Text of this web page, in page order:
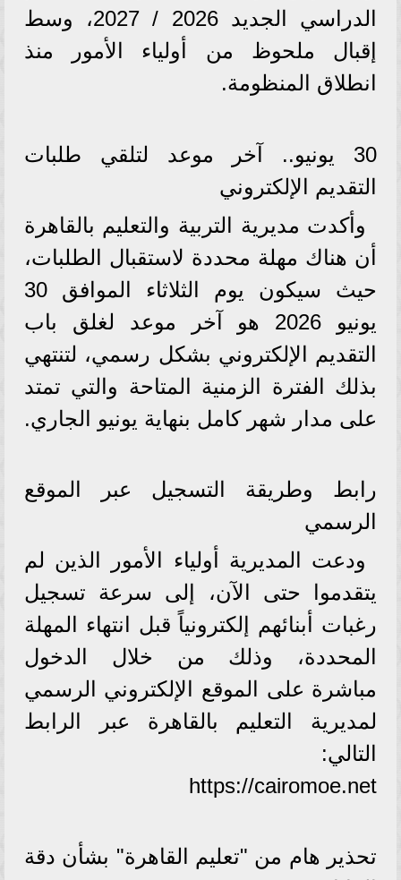
الدراسي الجديد 2026 / 2027، وسط
إقبال ملحوظ من أولياء الأمور منذ
انطلاق المنظومة.
​30 يونيو.. آخر موعد لتلقي طلبات
التقديم الإلكتروني
​وأكدت مديرية التربية والتعليم بالقاهرة
أن هناك مهلة محددة لاستقبال الطلبات،
حيث سيكون يوم الثلاثاء الموافق 30
يونيو 2026 هو آخر موعد لغلق باب
التقديم الإلكتروني بشكل رسمي، لتنتهي
بذلك الفترة الزمنية المتاحة والتي تمتد
على مدار شهر كامل بنهاية يونيو الجاري.
​رابط وطريقة التسجيل عبر الموقع
الرسمي
​ودعت المديرية أولياء الأمور الذين لم
يتقدموا حتى الآن، إلى سرعة تسجيل
رغبات أبنائهم إلكترونياً قبل انتهاء المهلة
المحددة، وذلك من خلال الدخول
مباشرة على الموقع الإلكتروني الرسمي
لمديرية التعليم بالقاهرة عبر الرابط
التالي:
https://cairomoe.net
​تحذير هام من "تعليم القاهرة" بشأن دقة